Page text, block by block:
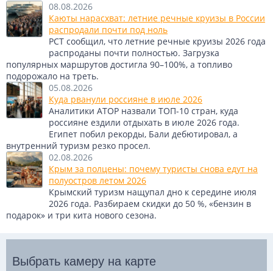
08.08.2026
Каюты нарасхват: летние речные круизы в России
распродали почти под ноль
РСТ сообщил, что летние речные круизы 2026 года
распроданы почти полностью. Загрузка
популярных маршрутов достигла 90–100%, а топливо
подорожало на треть.
05.08.2026
Куда рванули россияне в июле 2026
Аналитики АТОР назвали ТОП-10 стран, куда
россияне ездили отдыхать в июле 2026 года.
Египет побил рекорды, Бали дебютировал, а
внутренний туризм резко просел.
02.08.2026
Крым за полцены: почему туристы снова едут на
полуостров летом 2026
Крымский туризм нащупал дно к середине июля
2026 года. Разбираем скидки до 50 %, «бензин в
подарок» и три кита нового сезона.
Выбрать камеру на карте